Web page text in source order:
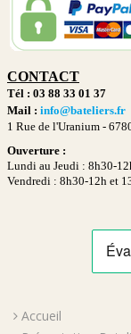
CONTACT
Tél : 03 88 33 01 37
Mail : info@bateliers.fr
1 Rue de l'Uranium -
Ouverture :
Lundi au Jeudi : 8h30-
Vendredi : 8h30-12h et
Accueil